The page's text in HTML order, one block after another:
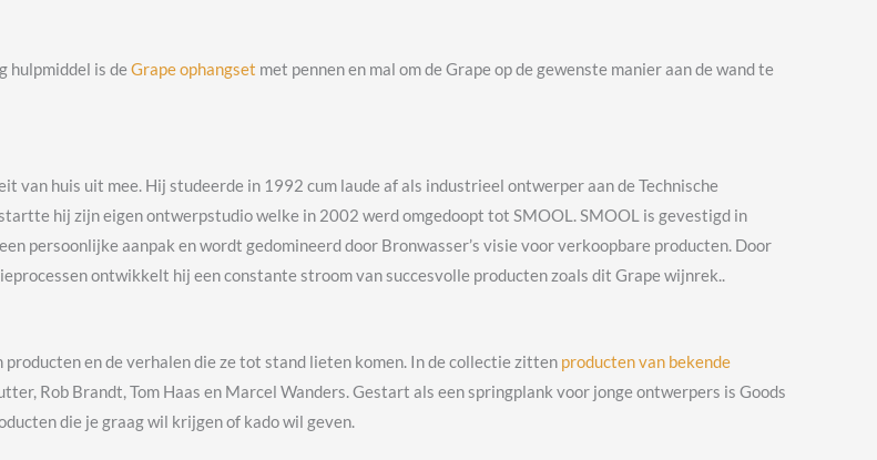
hulpmiddel is deGrape ophangset met pennen en mal om de Grape op de gewenste manier aan de wand te
huis uit mee. Hij studeerde in 1992 cum laude af als industrieel ontwerper aan de Technische
hij zijn eigen ontwerpstudio welke in 2002 werd omgedoopt tot SMOOL. SMOOL is gevestigd in
persoonlijke aanpak en wordt gedomineerd door Bronwasser’s visie voor verkoopbare producten. Door
ontwikkelt hij een constante stroom van succesvolle producten zoals dit Grape wijnrek..
en de verhalen die ze tot stand lieten komen. In de collectie zitten producten van bekende
Rob Brandt, Tom Haas en Marcel Wanders. Gestart als een springplank voor jonge ontwerpers is Goods
die je graag wil krijgen of kado wil geven.